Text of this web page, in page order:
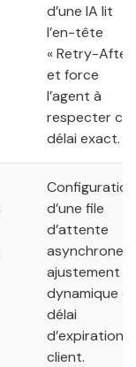
d’une IA lit
l’en-tête
« Retry-After
et force
l’agent à
respecter ce
délai exact.
Configuration
d’une file
d’attente
asynchrone
ajustement
dynamique
délai
d’expiration
client.